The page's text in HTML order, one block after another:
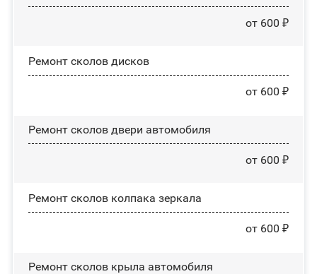
от 600 ₽
Ремонт сколов дисков
от 600 ₽
Ремонт сколов двери автомобиля
от 600 ₽
Ремонт сколов колпака зеркала
от 600 ₽
Ремонт сколов крыла автомобиля